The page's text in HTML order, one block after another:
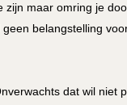
maar omring je
belangstelling
dat wil niet